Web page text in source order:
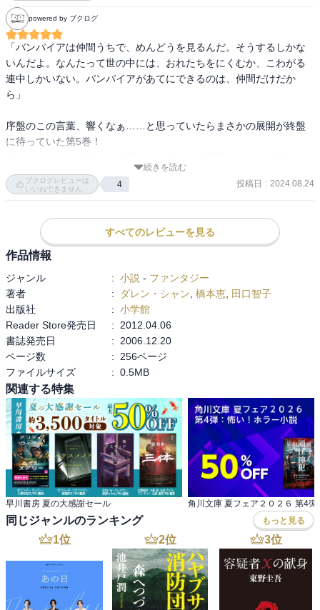
試練での、泥で流れる血を抑えなきゃいけないほど血みどろであっ
たり、足の神経を失うなどの表現には少し驚いた。
powered by ブクログ
「バンパイアは仲間うちで、めんどうを見るんだ。そうするしかな
いんだよ。なんたって世の中には、おれたちをにくむか、こわがる
連中しかいない。バンパイアがあてにできるのは、仲間だけだか
ら」
序盤のこの言葉、響くなぁ……と思っていたらまさかの展開が終盤
に待っていた第5巻！
ウンテンで受けます。
本当に過酷なその内容にハラハラするとともに、試練を潜り抜けて
祝宴も見られて楽しい場面が続きます。
こうしてバンパイアの中でダレンも生きていくのだ。身体は子ども
だけれど、もう心はすっかり大人。バンパイアとして生きていくの
ですが早く第6巻が読みたいです！！
続きを読む
ブクログレビューは
いいねできません
4 投稿日 : 2024.08.24
すべてのレビューを見る
作品情報
ジャンル : 小説 - ファンタジー
著者
: ダレン・シャン 橋本恵
田口智子
出版社
: 小学館
Reader Store発売日
:
2012.04.06
書誌発売日
:
2006.12.20
ページ数
:
256ページ
ファイルサイズ
: 0.5MB
関連する特集
早川書房 夏の大感謝セール
同じジャンルのランキング もっと見る
1位 2位 3位